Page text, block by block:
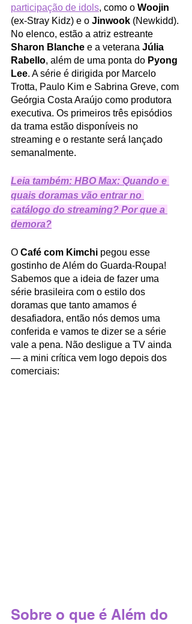
participação de idols, como o Woojin
(ex-Stray Kidz) e o Jinwook (Newkidd).
No elenco, estão a atriz estreante
Sharon Blanche e a veterana Júlia
Rabello, além de uma ponta do Pyong
Lee. A série é dirigida por Marcelo
Trotta, Paulo Kim e Sabrina Greve, com
Geórgia Costa Araújo como produtora
executiva. Os primeiros três episódios
da trama estão disponíveis no
streaming e o restante será lançado
semanalmente.
Leia também: HBO Max: Quando e
quais doramas vão entrar no
catálogo do streaming? Por que a
demora?
O Café com Kimchi pegou esse
gostinho de Além do Guarda-Roupa!
Sabemos que a ideia de fazer uma
série brasileira com o estilo dos
doramas que tanto amamos é
desafiadora, então nós demos uma
conferida e vamos te dizer se a série
vale a pena. Não desligue a TV ainda
— a mini crítica vem logo depois dos
comerciais:
Sobre o que é Além do